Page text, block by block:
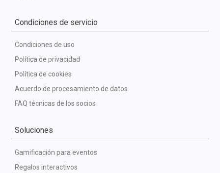
Condiciones de servicio
Condiciones de uso
Política de privacidad
Política de cookies
Acuerdo de procesamiento de datos
FAQ técnicas de los socios
Soluciones
Gamificación para eventos
Regalos interactivos